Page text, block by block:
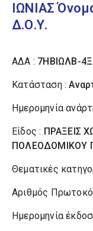
ΙΩΝΙΑΣ
Δ.Ο.Υ.
ΑΔΑ : 7ΗΒΙΩΛΒ-
Κατάσταση :
Ημερομηνία
Είδος : ΠΡΑΞΕΙΣ
ΠΟΛΕΟΔΟΜΙΚΟΥ
Θεματικές
Αριθμός
Ημερομηνία